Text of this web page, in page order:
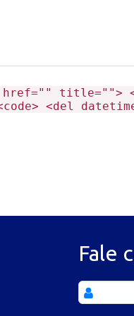
href="" title="">
<del
Fale